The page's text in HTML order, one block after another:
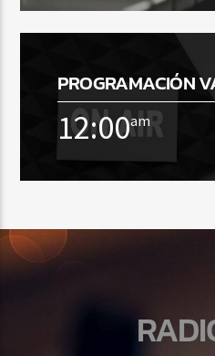
6:00pm
[...]
Ver Más
PROGRAMACIÓN
12:00am
[...]